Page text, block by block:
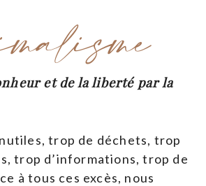
et de la liberté par la
trop de déchets, trop
trop d’informations, trop de
à tous ces excès, nous